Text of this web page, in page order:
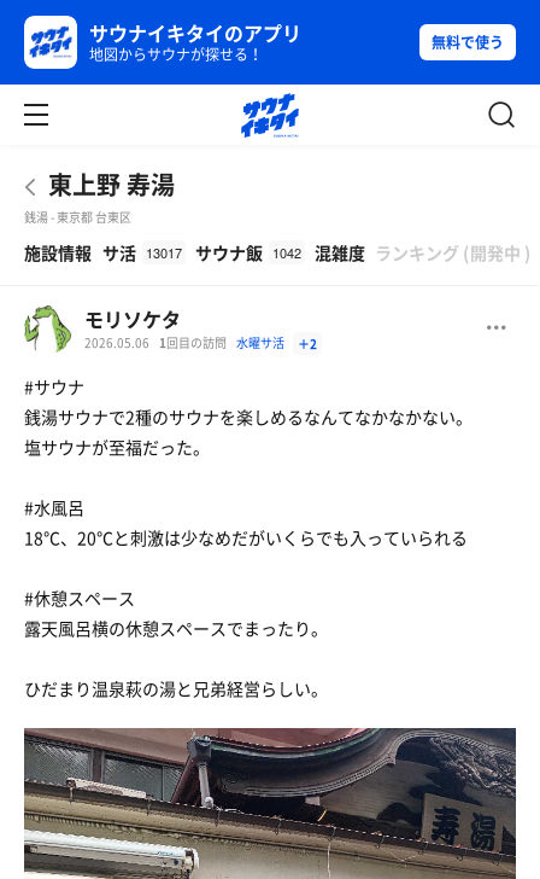
サウナイキタイのアプリ
地図からサウナが探せる！
無料で使う
東上野 寿湯
銭湯 - 東京都 台東区
施設情報 サ活 13017 サウナ飯 1042 混雑度 ランキング (開発中 )
モリソケタ
2026.05.06 1回目の訪問 水曜サ活 ＋2
#サウナ
銭湯サウナで2種のサウナを楽しめるなんてなかなかない。
塩サウナが至福だった。
#水風呂
18℃、20℃と刺激は少なめだがいくらでも入っていられる
#休憩スペース
露天風呂横の休憩スペースでまったり。
ひだまり温泉萩の湯と兄弟経営らしい。